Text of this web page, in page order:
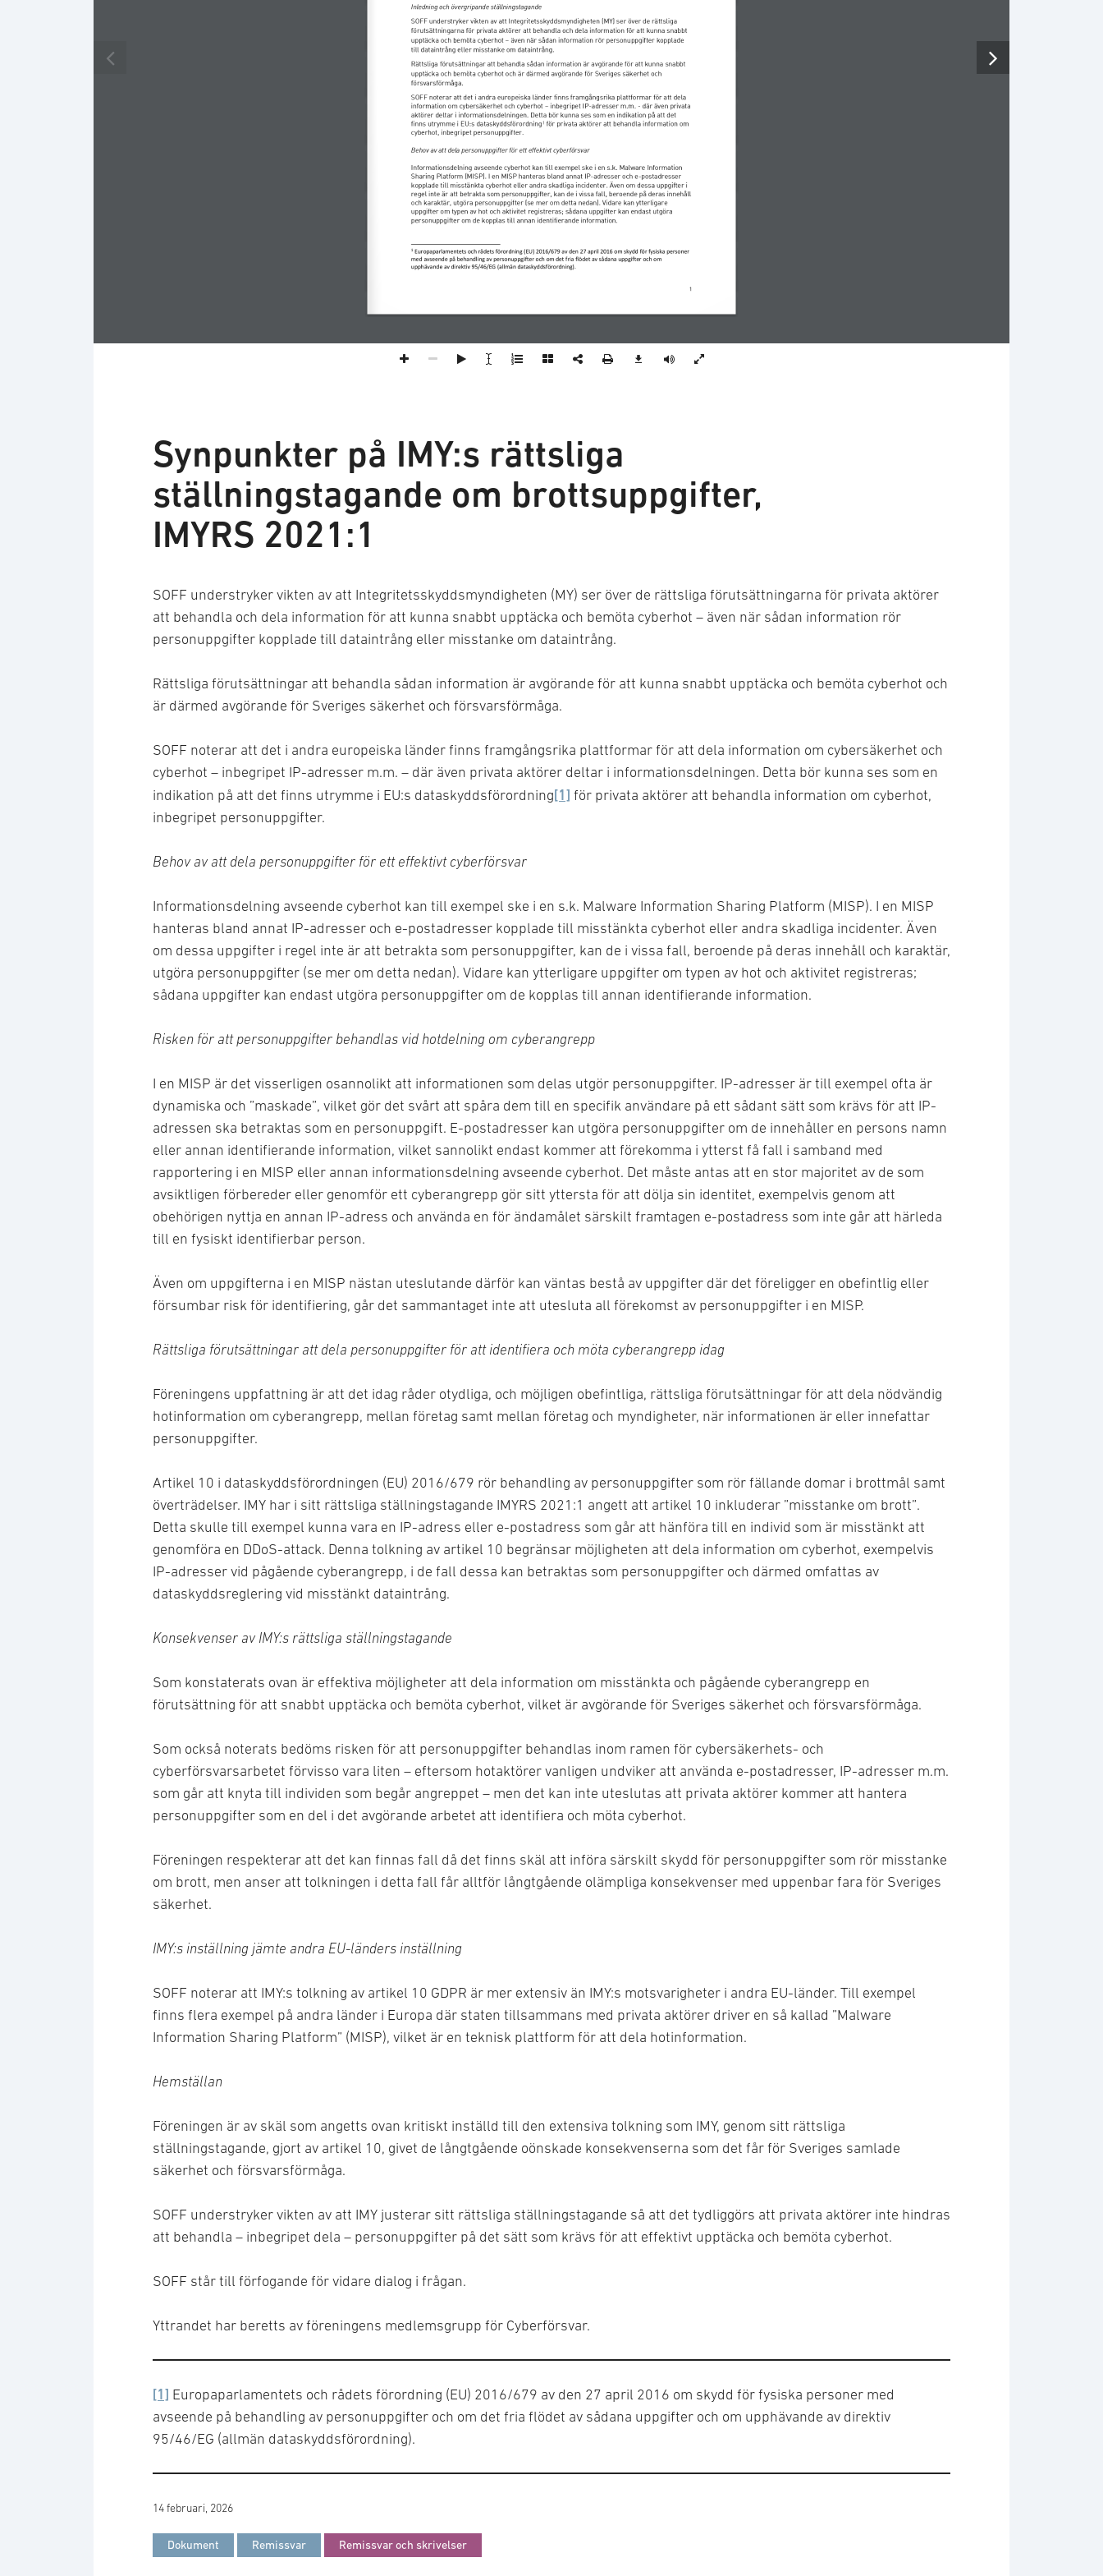
1
Inledning och övergripande ställningstagande
SOFF understryker vikten av att Integritetsskyddsmyndigheten (MY) ser över de rättsliga
förutsättningarna för privata aktörer att behandla och dela information för att kunna snabbt
upptäcka och bemöta cyberhot – även när sådan information rör personuppgifter kopplade
till dataintrång eller misstanke om dataintrång.
Rättsliga förutsättningar att behandla sådan information är avgörande för att kunna snabbt
upptäcka och bemöta cyberhot och är därmed avgörande för Sveriges säkerhet och
försvarsförmåga.
SOFF noterar att det i andra europeiska länder finns framgångsrika plattformar för att dela
information om cybersäkerhet och cyberhot – inbegripet IP-adresser m.m. - där även privata
aktörer deltar i informationsdelningen. Detta bör kunna ses som en indikation på att det
finns utrymme i EU:s dataskyddsförordning 1 för privata aktörer att behandla information om
cyberhot, inbegripet personuppgifter.
Behov av att dela personuppgifter för ett effektivt cyberförsvar
Informationsdelning avseende cyberhot kan till exempel ske i en s.k. Malware Information
Sharing Platform (MISP). I en MISP hanteras bland annat IP-adresser och e-postadresser
kopplade till misstänkta cyberhot eller andra skadliga incidenter. Även om dessa uppgifter i
regel inte är att betrakta som personuppgifter, kan de i vissa fall, beroende på deras innehåll
och karaktär, utgöra personuppgifter (se mer om detta nedan). Vidare kan ytterligare
uppgifter om typen av hot och aktivitet registreras; sådana uppgifter kan endast utgöra
personuppgifter om de kopplas till annan identifierande information.
1 Europaparlamentets och rådets förordning (EU) 2016/679 av den 27 april 2016 om skydd för fysiska personer
med avseende på behandling av personuppgifter och om det fria flödet av sådana uppgifter och om
upphävande av direktiv 95/46/EG (allmän dataskyddsförordning).
Synpunkter på IMY:s rättsliga
ställningstagande om brottsuppgifter,
IMYRS 2021:1
SOFF understryker vikten av att Integritetsskyddsmyndigheten (MY) ser över de rättsliga förutsättningarna för privata aktörer
att behandla och dela information för att kunna snabbt upptäcka och bemöta cyberhot – även när sådan information rör
personuppgifter kopplade till dataintrång eller misstanke om dataintrång.
Rättsliga förutsättningar att behandla sådan information är avgörande för att kunna snabbt upptäcka och bemöta cyberhot och
är därmed avgörande för Sveriges säkerhet och försvarsförmåga.
SOFF noterar att det i andra europeiska länder finns framgångsrika plattformar för att dela information om cybersäkerhet och
cyberhot – inbegripet IP-adresser m.m. – där även privata aktörer deltar i informationsdelningen. Detta bör kunna ses som en
indikation på att det finns utrymme i EU:s dataskyddsförordning[1] för privata aktörer att behandla information om cyberhot,
inbegripet personuppgifter.
Behov av att dela personuppgifter för ett effektivt cyberförsvar
Informationsdelning avseende cyberhot kan till exempel ske i en s.k. Malware Information Sharing Platform (MISP). I en MISP
hanteras bland annat IP-adresser och e-postadresser kopplade till misstänkta cyberhot eller andra skadliga incidenter. Även
om dessa uppgifter i regel inte är att betrakta som personuppgifter, kan de i vissa fall, beroende på deras innehåll och karaktär,
utgöra personuppgifter (se mer om detta nedan). Vidare kan ytterligare uppgifter om typen av hot och aktivitet registreras;
sådana uppgifter kan endast utgöra personuppgifter om de kopplas till annan identifierande information.
Risken för att personuppgifter behandlas vid hotdelning om cyberangrepp
I en MISP är det visserligen osannolikt att informationen som delas utgör personuppgifter. IP-adresser är till exempel ofta är
dynamiska och ”maskade”, vilket gör det svårt att spåra dem till en specifik användare på ett sådant sätt som krävs för att IP-
adressen ska betraktas som en personuppgift. E-postadresser kan utgöra personuppgifter om de innehåller en persons namn
eller annan identifierande information, vilket sannolikt endast kommer att förekomma i ytterst få fall i samband med
rapportering i en MISP eller annan informationsdelning avseende cyberhot. Det måste antas att en stor majoritet av de som
avsiktligen förbereder eller genomför ett cyberangrepp gör sitt yttersta för att dölja sin identitet, exempelvis genom att
obehörigen nyttja en annan IP-adress och använda en för ändamålet särskilt framtagen e-postadress som inte går att härleda
till en fysiskt identifierbar person.
Även om uppgifterna i en MISP nästan uteslutande därför kan väntas bestå av uppgifter där det föreligger en obefintlig eller
försumbar risk för identifiering, går det sammantaget inte att utesluta all förekomst av personuppgifter i en MISP.
Rättsliga förutsättningar att dela personuppgifter för att identifiera och möta cyberangrepp idag
Föreningens uppfattning är att det idag råder otydliga, och möjligen obefintliga, rättsliga förutsättningar för att dela nödvändig
hotinformation om cyberangrepp, mellan företag samt mellan företag och myndigheter, när informationen är eller innefattar
personuppgifter.
Artikel 10 i dataskyddsförordningen (EU) 2016/679 rör behandling av personuppgifter som rör fällande domar i brottmål samt
överträdelser. IMY har i sitt rättsliga ställningstagande IMYRS 2021:1 angett att artikel 10 inkluderar ”misstanke om brott”.
Detta skulle till exempel kunna vara en IP-adress eller e-postadress som går att hänföra till en individ som är misstänkt att
genomföra en DDoS-attack. Denna tolkning av artikel 10 begränsar möjligheten att dela information om cyberhot, exempelvis
IP-adresser vid pågående cyberangrepp, i de fall dessa kan betraktas som personuppgifter och därmed omfattas av
dataskyddsreglering vid misstänkt dataintrång.
Konsekvenser av IMY:s rättsliga ställningstagande
Som konstaterats ovan är effektiva möjligheter att dela information om misstänkta och pågående cyberangrepp en
förutsättning för att snabbt upptäcka och bemöta cyberhot, vilket är avgörande för Sveriges säkerhet och försvarsförmåga.
Som också noterats bedöms risken för att personuppgifter behandlas inom ramen för cybersäkerhets- och
cyberförsvarsarbetet förvisso vara liten – eftersom hotaktörer vanligen undviker att använda e-postadresser, IP-adresser m.m.
som går att knyta till individen som begår angreppet – men det kan inte uteslutas att privata aktörer kommer att hantera
personuppgifter som en del i det avgörande arbetet att identifiera och möta cyberhot.
Föreningen respekterar att det kan finnas fall då det finns skäl att införa särskilt skydd för personuppgifter som rör misstanke
om brott, men anser att tolkningen i detta fall får alltför långtgående olämpliga konsekvenser med uppenbar fara för Sveriges
säkerhet.
IMY:s inställning jämte andra EU-länders inställning
SOFF noterar att IMY:s tolkning av artikel 10 GDPR är mer extensiv än IMY:s motsvarigheter i andra EU-länder. Till exempel
finns flera exempel på andra länder i Europa där staten tillsammans med privata aktörer driver en så kallad ”Malware
Information Sharing Platform” (MISP), vilket är en teknisk plattform för att dela hotinformation.
Hemställan
Föreningen är av skäl som angetts ovan kritiskt inställd till den extensiva tolkning som IMY, genom sitt rättsliga
ställningstagande, gjort av artikel 10, givet de långtgående oönskade konsekvenserna som det får för Sveriges samlade
säkerhet och försvarsförmåga.
SOFF understryker vikten av att IMY justerar sitt rättsliga ställningstagande så att det tydliggörs att privata aktörer inte hindras
att behandla – inbegripet dela – personuppgifter på det sätt som krävs för att effektivt upptäcka och bemöta cyberhot.
SOFF står till förfogande för vidare dialog i frågan.
Yttrandet har beretts av föreningens medlemsgrupp för Cyberförsvar.
[1] Europaparlamentets och rådets förordning (EU) 2016/679 av den 27 april 2016 om skydd för fysiska personer med
avseende på behandling av personuppgifter och om det fria flödet av sådana uppgifter och om upphävande av direktiv
95/46/EG (allmän dataskyddsförordning).
14 februari, 2026
Dokument Remissvar Remissvar och skrivelser